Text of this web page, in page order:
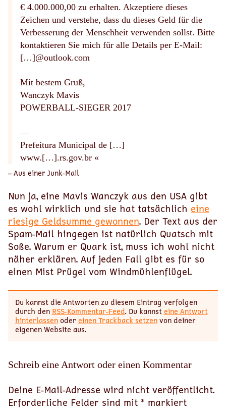
€ 4.000.000,00 zu erhalten. Akzeptiere dieses
Zeichen und verstehe, dass du dieses Geld für die
Verbesserung der Menschheit verwenden sollst. Bitte
kontaktieren Sie mich für alle Details per E-Mail:
[…]@outlook.com
Mit bestem Gruß,
Wanczyk Mavis
POWERBALL-SIEGER 2017
—
Prefeitura Municipal de […]
www.[…].rs.gov.br «
– Aus einer Junk-Mail
Nun ja, eine Mavis Wanczyk aus den USA gibt
es wohl wirklich und sie hat tatsächlich eine
riesige Geldsumme gewonnen. Der Text aus der
Spam-Mail hingegen ist natürlich Quatsch mit
Soße. Warum er Quark ist, muss ich wohl nicht
näher erklären. Auf jeden Fall gibt es für so
einen Mist Prügel vom Windmühlenflügel.
Du kannst die Antworten zu diesem Eintrag verfolgen
durch den RSS-Kommentar-Feed. Du kannsteine Antwort
hinterlassenodereinen Trackback setzenvon deiner
eigenen Website aus.
Schreib eine Antwort oder einen Kommentar
Deine E-Mail-Adresse wird nicht veröffentlicht.
Erforderliche Felder sind mit * markiert